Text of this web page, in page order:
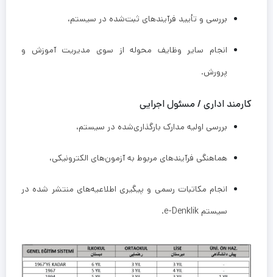
بررسی و تأیید فرآیندهای ثبت‌شده در سیستم،
انجام سایر وظایف محوله از سوی مدیریت آموزش و
پرورش.
کارمند اداری / مسئول اجرایی
بررسی اولیه مدارک بارگذاری‌شده در سیستم،
هماهنگی فرآیندهای مربوط به آزمون‌های الکترونیکی،
انجام مکاتبات رسمی و پیگیری اطلاعیه‌های منتشر شده در
سیستم e-Denklik.